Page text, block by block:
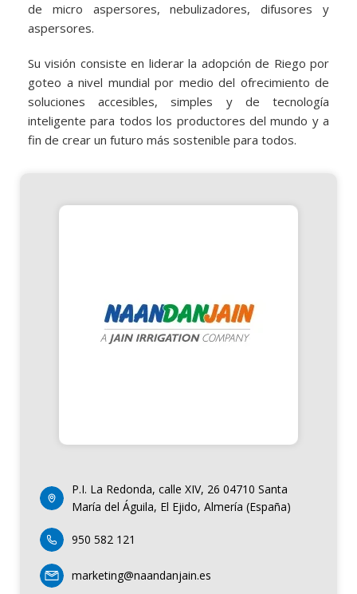
de micro aspersores, nebulizadores, difusores y
aspersores.
Su visión consiste en liderar la adopción de Riego por
goteo a nivel mundial por medio del ofrecimiento de
soluciones accesibles, simples y de tecnología
inteligente para todos los productores del mundo y a
fin de crear un futuro más sostenible para todos.
P.I. La Redonda, calle XIV, 26 04710 Santa
María del Águila, El Ejido, Almería (España)
950 582 121
marketing@naandanjain.es